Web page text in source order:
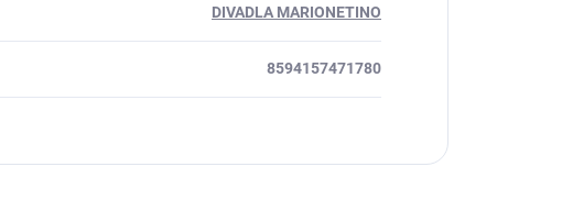
DIVADLA MARIONETINO
8594157471780